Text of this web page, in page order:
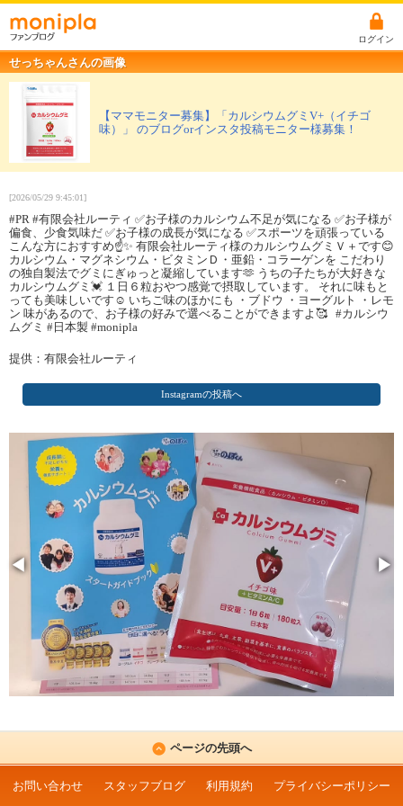
ログイン
せっちゃんさんの画像
【ママモニター募集】「カルシウムグミV+（イチゴ
味）」 のブログorインスタ投稿モニター様募集！
[2026/05/29 9:45:01]
#PR #有限会社ルーティ ✅お子様のカルシウム不足が気になる ✅お子様が
偏食、少食気味だ ✅お子様の成長が気になる ✅スポーツを頑張っている
こんな方におすすめ☝️✨ 有限会社ルーティ様のカルシウムグミＶ＋です😊
カルシウム・マグネシウム・ビタミンＤ・亜鉛・コラーゲンを こだわり
の独自製法でグミにぎゅっと凝縮しています🫶 うちの子たちが大好きな
カルシウムグミ💓 １日６粒おやつ感覚で摂取しています。 それに味もと
っても美味しいです☺️ いちご味のほかにも ・ブドウ ・ヨーグルト ・レモ
ン 味があるので、お子様の好みで選べることができますよ🥰 #カルシウ
ムグミ #日本製 #monipla
提供：有限会社ルーティ
Instagramの投稿へ
◀ ▶
ページの先頭へ
お問い合わせ スタッフブログ 利用規約 プライバシーポリシー